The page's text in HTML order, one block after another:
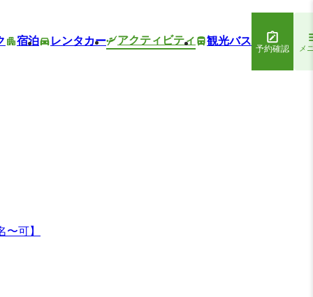
宿泊 レンタカー アクティビティ 観光バス
予約確認 メ
可】